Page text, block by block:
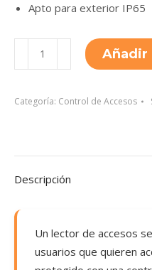
Apto para exterior IP65
KR610E
Añadir
Categoría: Control de Accesos
Descripción
Un lector de accesos
usuarios que quieren